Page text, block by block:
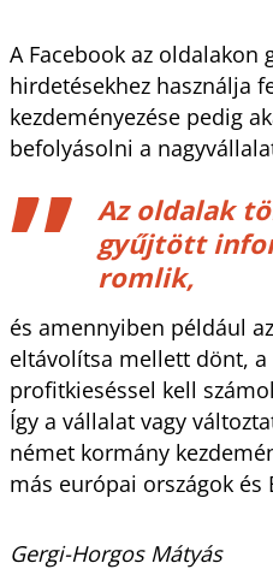
A Facebook az
hirdetésekhez használja
kezdeményezése pedig
befolyásolni a
Az oldalak
gyűjtött
romlik,
és amennyiben például
eltávolítsa mellett dönt, a
profitkieséssel kell
Így a vállalat vagy
német kormány
más európai országok és
Gergi-Horgos Mátyás